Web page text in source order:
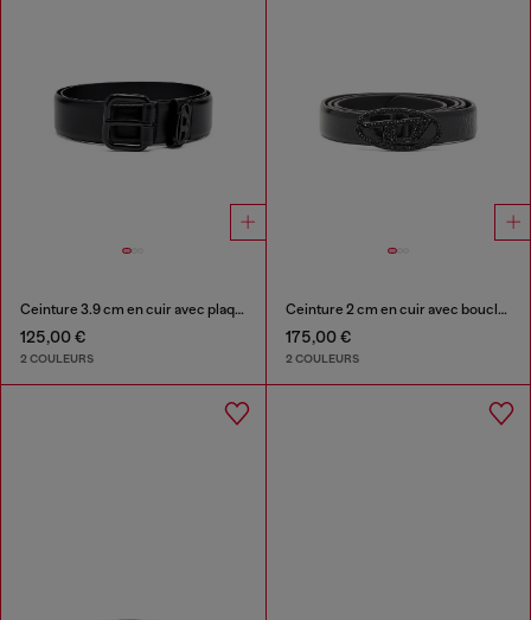
Ceinture 3.9 cm en cuir avec plaque à logo
125,00 €
2 COULEURS
Ceinture 2 cm en cuir avec boucle de cristal
175,00 €
2 COULEURS